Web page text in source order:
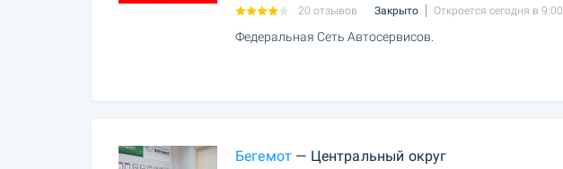
20 отзывов Закрыто Откроется сегодня в 9:00
Федеральная Сеть Автосервисов.
Бегемот — Центральный округ